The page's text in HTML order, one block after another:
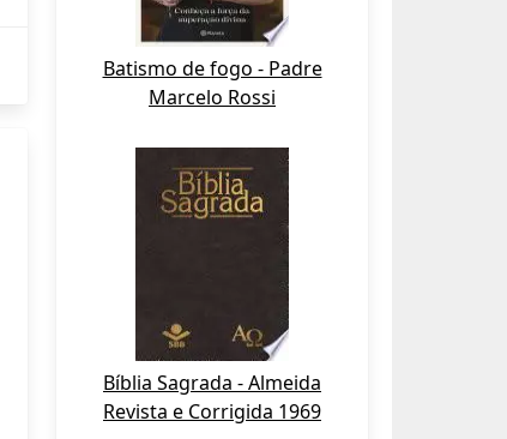
Batismo de fogo - Padre
Marcelo Rossi
Bíblia Sagrada - Almeida
Revista e Corrigida 1969